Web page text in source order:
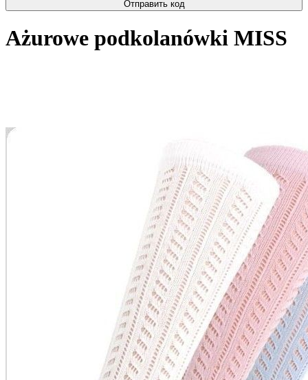
Отправить код
Ażurowe podkolanówki MISS